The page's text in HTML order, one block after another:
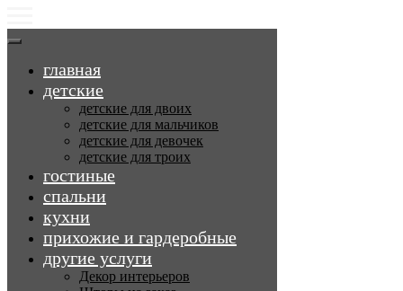
главная
детские
детские для двоих
детские для мальчиков
детские для девочек
детские для троих
гостиные
спальни
кухни
прихожие и гардеробные
другие услуги
Декор интерьеров